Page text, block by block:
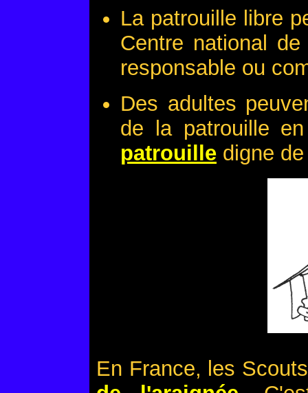
La patrouille libre
Centre national
responsable ou
Des adultes
de la patrouille
patrouille digne
En France, les